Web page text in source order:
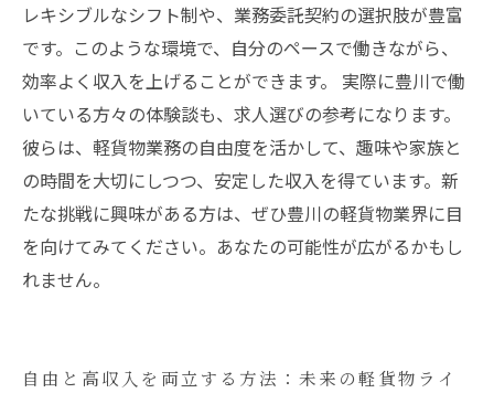
レキシブルなシフト制や、業務委託契約の選択肢が豊富
です。このような環境で、自分のペースで働きながら、
効率よく収入を上げることができます。 実際に豊川で働
いている方々の体験談も、求人選びの参考になります。
彼らは、軽貨物業務の自由度を活かして、趣味や家族と
の時間を大切にしつつ、安定した収入を得ています。新
たな挑戦に興味がある方は、ぜひ豊川の軽貨物業界に目
を向けてみてください。あなたの可能性が広がるかもし
れません。
自由と高収入を両立する方法：未来の軽貨物ライ